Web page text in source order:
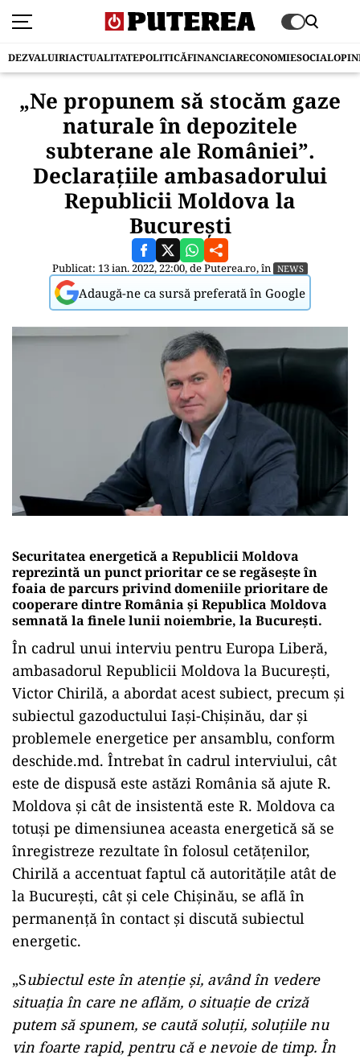
DEZVALUIRIACTUALITATEPOLITICĂFINANCIARECONOMIESOCIAL
„Ne propunem să stocăm gaze
naturale în depozitele
subterane ale României”.
Declarațiile ambasadorului
Republicii Moldova la
București
Publicat: 13 ian. 2022, 22:00, dePuterea.ro, în NEWS
Adaugă-ne ca sursă preferată în Google
Securitatea energetică a Republicii Moldova
reprezintă un punct prioritar ce se regăsește în
foaia de parcurs privind domeniile prioritare de
cooperare dintre România şi Republica Moldova
semnată la finele lunii noiembrie, la București.
În cadrul unui interviu pentru Europa Liberă,
ambasadorul Republicii Moldova la București,
Victor Chirilă, a abordat acest subiect, precum și
subiectul gazoductului Iași-Chișinău, dar și
problemele energetice per ansamblu, conform
deschide.md. Întrebat în cadrul interviului, cât
este de dispusă este astăzi România să ajute R.
Moldova și cât de insistentă este R. Moldova ca
totuși pe dimensiunea aceasta energetică să se
înregistreze rezultate în folosul cetățenilor,
Chirilă a accentuat faptul că autoritățile atât de
la București, cât și cele Chișinău, se află în
permanență în contact și discută subiectul
energetic.
„Subiectul este în atenție și, având în vedere
situația în care ne aflăm, o situație de criză
putem să spunem, se caută soluții, soluțiile nu
vin foarte rapid, pentru că e nevoie de timp. În